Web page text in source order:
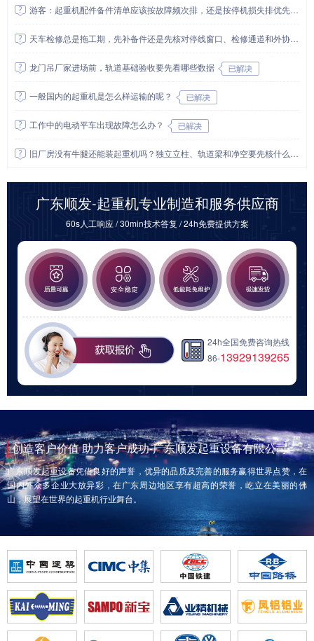
游客：起重机配件备件清单应该按故障频次排，还是按停机损失排优先级？
天车检修总是拖工期，先补备件还是先核对停线窗口、检修通道和外协边界？
龙门吊厂家进场前，轨道基础验收要先看哪些数据
一般国内的起重机是怎么样运输的呢？
工作中的电动平车出现故障怎么办？
旧厂房没有牛腿还能装起重机吗？独立立柱、轨道梁和净空要先核什么？
广东顺发-起重机专业制造和服务供应商
60s人工响应 / 30min技术答复 / 24h免费提供方案
24h全国免费咨询热线
86-13929139265
创造客户价值 助力客户成功-广东顺发起重设备有限公司
广东顺发起重设备凭借良好的声誉，优异的品质及完善的服务赢得世界点赞，在
国内外众多企业大放异彩，在广东周边地区享有超高的荣誉，屹立在美丽的佛
山，展望在世界的起重机行业舞台。